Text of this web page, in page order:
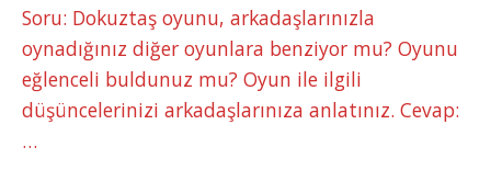
Soru: Dokuztaş oyunu, arkadaşlarınızla
oynadığınız diğer oyunlara benziyor mu? Oyunu
eğlenceli buldunuz mu? Oyun ile ilgili
düşüncelerinizi arkadaşlarınıza anlatınız. Cevap:
…